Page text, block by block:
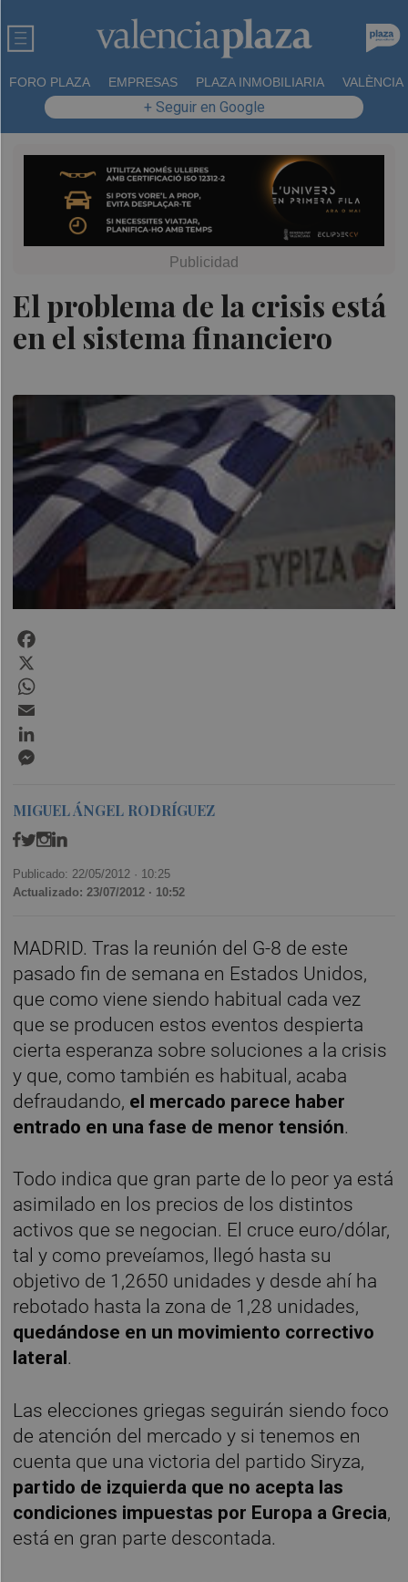
FORO PLAZA EMPRESAS PLAZA INMOBILIARIA VALÈNCIA
+ Seguir en Google
El problema de la crisis está
en el sistema financiero
MIGUEL ÁNGEL RODRÍGUEZ
Publicado: 22/05/2012 · 10:25
Actualizado: 23/07/2012 · 10:52
MADRID. Tras la reunión del G-8 de este
pasado fin de semana en Estados Unidos,
que como viene siendo habitual cada vez
que se producen estos eventos despierta
cierta esperanza sobre soluciones a la crisis
y que, como también es habitual, acaba
defraudando, el mercado parece haber
entrado en una fase de menor tensión.
Todo indica que gran parte de lo peor ya está
asimilado en los precios de los distintos
activos que se negocian. El cruce euro/dólar,
tal y como preveíamos, llegó hasta su
objetivo de 1,2650 unidades y desde ahí ha
rebotado hasta la zona de 1,28 unidades,
quedándose en un movimiento correctivo
lateral .
Las elecciones griegas seguirán siendo foco
de atención del mercado y si tenemos en
cuenta que una victoria del partido Siryza,
partido de izquierda que no acepta las
condiciones impuestas por Europa a Grecia,
está en gran parte descontada.